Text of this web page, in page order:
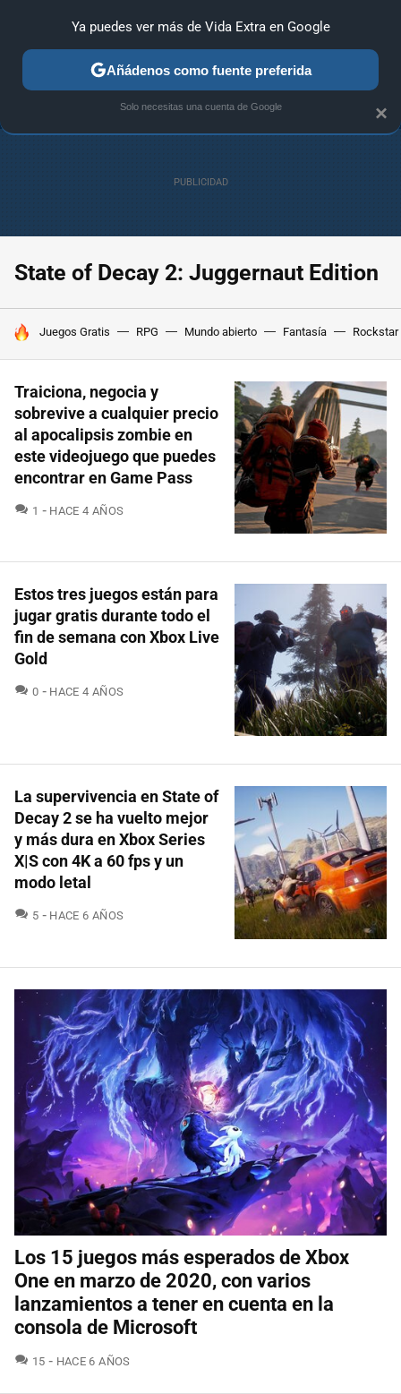
ANÁLISIS GUÍAS Y TRUCOS PC SONY NINTENDO
State of Decay 2: Juggernaut Edition
HOY SE HABLA DE
Juegos Gratis RPG Mundo abierto Fantasía Rockstar
Traiciona, negocia y
sobrevive a cualquier precio
al apocalipsis zombie en
este videojuego que puedes
encontrar en Game Pass
1 COMENTARIOS
HACE 4 AÑOS
Estos tres juegos están para
jugar gratis durante todo el
fin de semana con Xbox Live
Gold
0 COMENTARIOS
HACE 4 AÑOS
La supervivencia en State of
Decay 2 se ha vuelto mejor
y más dura en Xbox Series
X|S con 4K a 60 fps y un
modo letal
5 COMENTARIOS
HACE 6 AÑOS
Los 15 juegos más esperados de Xbox
One en marzo de 2020, con varios
lanzamientos a tener en cuenta en la
consola de Microsoft
15 COMENTARIOS
HACE 6 AÑOS
×
Ya puedes ver más de Vida Extra en Google
Añádenos como fuente preferida
Solo necesitas una cuenta de Google